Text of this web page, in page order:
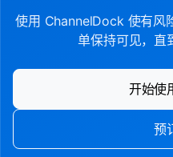
使用 ChannelDock 使有风
单保持可见，直
开始使
预